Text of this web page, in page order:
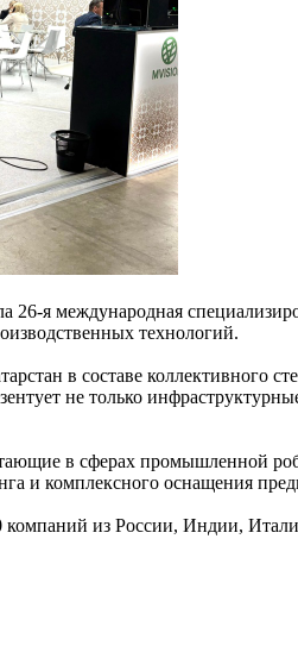
я международная
технологий.
в составе
не только
в сферах промышленной
и комплексного оснащения
компаний из России, Индии,